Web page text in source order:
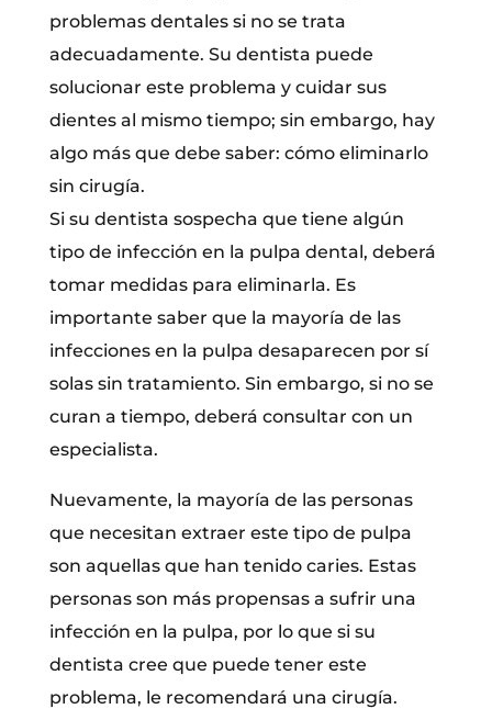
problemas dentales si no se trata
adecuadamente. Su dentista puede
solucionar este problema y cuidar sus
dientes al mismo tiempo; sin embargo, hay
algo más que debe saber: cómo eliminarlo
sin cirugía.
Si su dentista sospecha que tiene algún
tipo de infección en la pulpa dental, deberá
tomar medidas para eliminarla. Es
importante saber que la mayoría de las
infecciones en la pulpa desaparecen por sí
solas sin tratamiento. Sin embargo, si no se
curan a tiempo, deberá consultar con un
especialista.
Nuevamente, la mayoría de las personas
que necesitan extraer este tipo de pulpa
son aquellas que han tenido caries. Estas
personas son más propensas a sufrir una
infección en la pulpa, por lo que si su
dentista cree que puede tener este
problema, le recomendará una cirugía.